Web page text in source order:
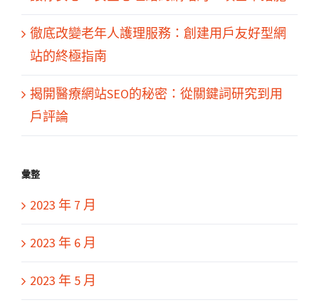
徹底改變老年人護理服務：創建用戶友好型網
站的終極指南
揭開醫療網站SEO的秘密：從關鍵詞研究到用
戶評論
彙整
2023 年 7 月
2023 年 6 月
2023 年 5 月